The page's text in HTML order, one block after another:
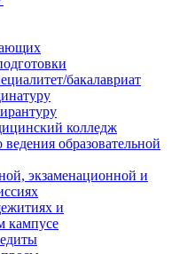
бакалавриат
колледж
образовательной
экзаменационной и
и
кампусе